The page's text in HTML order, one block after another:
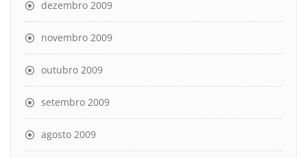
dezembro 2009
novembro 2009
outubro 2009
setembro 2009
agosto 2009